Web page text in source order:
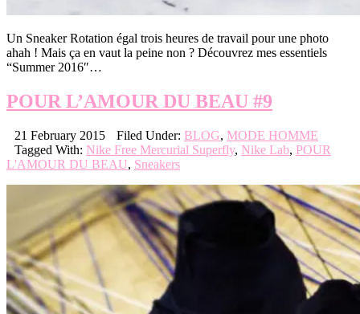
Un Sneaker Rotation égal trois heures de travail pour une photo
ahah ! Mais ça en vaut la peine non ? Découvrez mes essentiels
“Summer 2016″…
POUR L’AMOUR DU BEAU #9
21 February 2015 Filed Under: BLOG, MODE HOMME
Tagged With: Nike Free Mercurial Superfly, Nike Lab, POUR
L'AMOUR DU BEAU, Sneakers